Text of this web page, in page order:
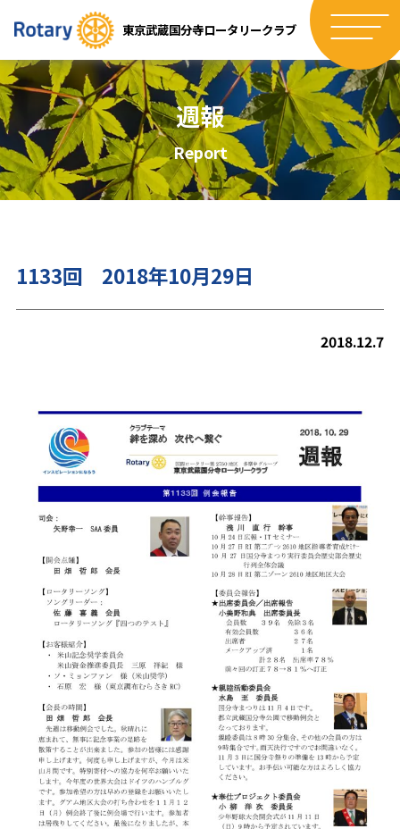
東京武蔵国分寺ロータリークラブ
週報
Report
1133回 2018年10月29日
2018.12.7